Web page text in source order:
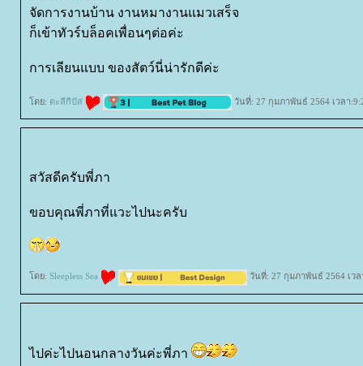
จัดการงานบ้าน งานหมางานแมวเสร็จ
ก็เข้าทัวร์บล็อคเพื่อนๆต่อค่ะ
การเลียนแบบ ของสัตว์นี่น่ารักดีค่ะ
ดย: ตะลีกีปัส วันที่: 27 กุมภาพันธ์ 2564 เวลา
สวัสดีครับพี่ภา
ขอบคุณพี่ภาที่แวะไปนะครับ
ดย: Sleepless Sea วันที่: 27 กุมภาพันธ์ 2564 เวล
ไปค่ะไปนอนกลางวันค่ะพี่ภา